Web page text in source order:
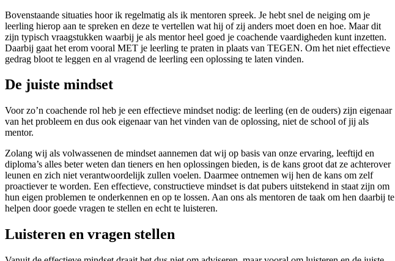
Bovenstaande situaties hoor ik regelmatig als ik mentoren spreek. Je hebt snel de neiging om je
leerling hierop aan te spreken en deze te vertellen wat hij of zij anders moet doen en hoe. Maar dit
zijn typisch vraagstukken waarbij je als mentor heel goed je coachende vaardigheden kunt inzetten.
Daarbij gaat het erom vooral MET je leerling te praten in plaats van TEGEN. Om het niet effectieve
gedrag bloot te leggen en al vragend de leerling een oplossing te laten vinden.
De juiste mindset
Voor zo’n coachende rol heb je een effectieve mindset nodig: de leerling (en de ouders) zijn eigenaar
van het probleem en dus ook eigenaar van het vinden van de oplossing, niet de school of jij als
mentor.
Zolang wij als volwassenen de mindset aannemen dat wij op basis van onze ervaring, leeftijd en
diploma’s alles beter weten dan tieners en hen oplossingen bieden, is de kans groot dat ze achterover
leunen en zich niet verantwoordelijk zullen voelen. Daarmee ontnemen wij hen de kans om zelf
proactiever te worden. Een effectieve, constructieve mindset is dat pubers uitstekend in staat zijn om
hun eigen problemen te onderkennen en op te lossen. Aan ons als mentoren de taak om hen daarbij te
helpen door goede vragen te stellen en echt te luisteren.
Luisteren en vragen stellen